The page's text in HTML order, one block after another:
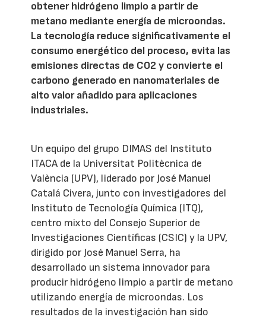
obtener hidrógeno limpio a partir de
metano mediante energía de microondas.
La tecnología reduce significativamente el
consumo energético del proceso, evita las
emisiones directas de CO2 y convierte el
carbono generado en nanomateriales de
alto valor añadido para aplicaciones
industriales.
Un equipo del grupo DIMAS del Instituto
ITACA de la Universitat Politècnica de
València (UPV), liderado por José Manuel
Catalá Civera, junto con investigadores del
Instituto de Tecnología Química (ITQ),
centro mixto del Consejo Superior de
Investigaciones Científicas (CSIC) y la UPV,
dirigido por José Manuel Serra, ha
desarrollado un sistema innovador para
producir hidrógeno limpio a partir de metano
utilizando energía de microondas. Los
resultados de la investigación han sido